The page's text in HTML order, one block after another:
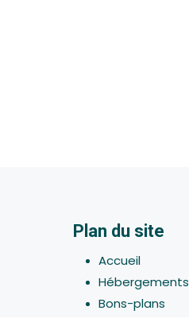
Plan du site
Accueil
Hébergements
Bons-plans